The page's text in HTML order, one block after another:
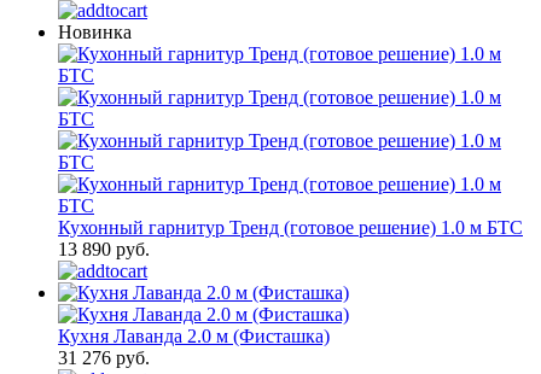
Новинка
Кухонный гарнитур Тренд (готовое решение) 1.0 м БТС
13 890 руб.
Кухня Лаванда 2.0 м (Фисташка)
31 276 руб.